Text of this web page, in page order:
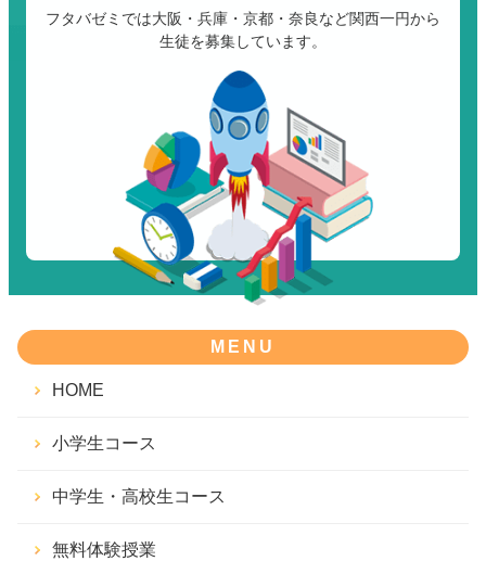
フタバゼミでは大阪・兵庫・京都・奈良など関西一円から
生徒を募集しています。
MENU
HOME
小学生コース
中学生・高校生コース
無料体験授業